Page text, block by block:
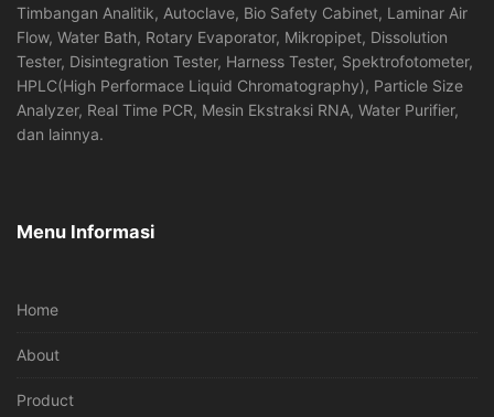
Timbangan Analitik, Autoclave, Bio Safety Cabinet, Laminar Air
Flow, Water Bath, Rotary Evaporator, Mikropipet, Dissolution
Tester, Disintegration Tester, Harness Tester, Spektrofotometer,
HPLC(High Performace Liquid Chromatography), Particle Size
Analyzer, Real Time PCR, Mesin Ekstraksi RNA, Water Purifier,
dan lainnya.
Menu Informasi
Home
About
Product